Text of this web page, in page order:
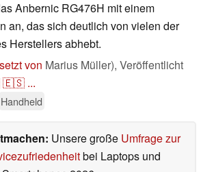
Anbernic RG476H mit einem
an, das sich deutlich von vielen der
Herstellers abhebt.
von Marius Müller), Veröffentlicht
🇪🇸 ...
Handheld
Unsere große Umfrage zur
bei Laptops und